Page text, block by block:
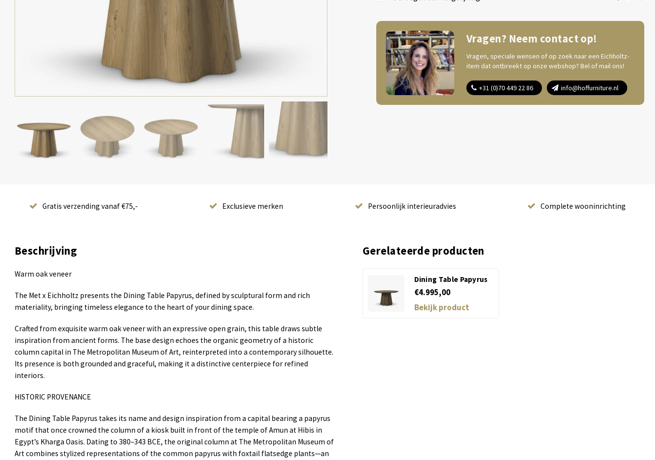
Vragen? Neem contact op!
Vragen, speciale wensen of op zoek naar een Eichholtz-
item dat ontbreekt op onze webshop? Bel of mail ons!
+31 (0)70 449 22 86 info@hoffurniture.nl
Gratis verzending vanaf €75,- Exclusieve merken Persoonlijk interieuradvies Complete wooninrichting
Beschrijving
Warm oak veneer
The Met x Eichholtz presents the Dining Table Papyrus, defined by sculptural form and rich
materiality, bringing timeless elegance to the heart of your dining space.
Crafted from exquisite warm oak veneer with an expressive open grain, this table draws subtle
inspiration from ancient forms. The base design echoes the organic geometry of a historic
column capital in The Metropolitan Museum of Art, reinterpreted into a contemporary silhouette.
Its presence is both grounded and graceful, making it a distinctive centerpiece for refined
interiors.
HISTORIC PROVENANCE
The Dining Table Papyrus takes its name and design inspiration from a capital bearing a papyrus
motif that once crowned the column of a kiosk built in front of the temple of Amun at Hibis in
Egypt’s Kharga Oasis. Dating to 380–343 BCE, the original column at The Metropolitan Museum of
Art combines stylized representations of the common papyrus with foxtail flatsedge plants—an
Gerelateerde producten
Dining Table Papyrus
€4.995,00
Bekijk product